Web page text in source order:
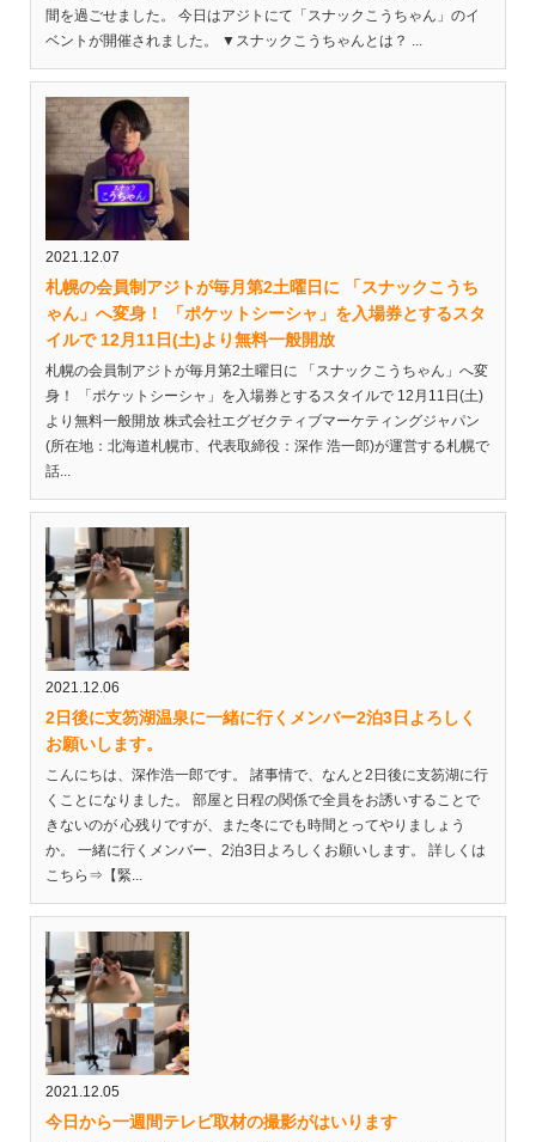
間を過ごせました。 今日はアジトにて「スナックこうちゃん」のイ
ベントが開催されました。 ▼スナックこうちゃんとは？ ...
2021.12.07
札幌の会員制アジトが毎月第2土曜日に 「スナックこうち
ゃん」へ変身！ 「ポケットシーシャ」を入場券とするスタ
イルで 12月11日(土)より無料一般開放
札幌の会員制アジトが毎月第2土曜日に 「スナックこうちゃん」へ変
身！ 「ポケットシーシャ」を入場券とするスタイルで 12月11日(土)
より無料一般開放 株式会社エグゼクティブマーケティングジャパン
(所在地：北海道札幌市、代表取締役：深作 浩一郎)が運営する札幌で
話...
2021.12.06
2日後に支笏湖温泉に一緒に行くメンバー2泊3日よろしく
お願いします。
こんにちは、深作浩一郎です。 諸事情で、なんと2日後に支笏湖に行
くことになりました。 部屋と日程の関係で全員をお誘いすることで
きないのが 心残りですが、また冬にでも時間とってやりましょう
か。 一緒に行くメンバー、2泊3日よろしくお願いします。 詳しくは
こちら⇒【緊...
2021.12.05
今日から一週間テレビ取材の撮影がはいります